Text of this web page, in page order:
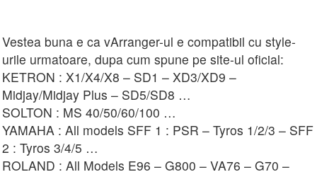
Vestea buna e ca vArranger-ul e compatibil cu style-
urile urmatoare, dupa cum spune pe site-ul oficial:
KETRON : X1/X4/X8 – SD1 – XD3/XD9 –
Midjay/Midjay Plus – SD5/SD8 …
SOLTON : MS 40/50/60/100 …
YAMAHA : All models SFF 1 : PSR – Tyros 1/2/3 – SFF
2 : Tyros 3/4/5 …
ROLAND : All Models E96 – G800 – VA76 – G70 –